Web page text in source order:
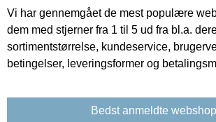
Vi har gennemgået de mest populære
dem med stjerner fra 1 til 5 ud fra bl.a.
sortimentstørrelse, kundeservice,
betingelser, leveringsformer og
Bedst anmeldte